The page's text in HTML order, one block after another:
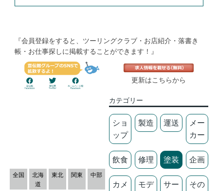
『会員登録をすると、ツーリングクラブ・お店紹介・落書き
帳・お仕事探しに掲載することができます！』
更新はこちらから
全国
北海
道
東北 関東 中部
カテゴリー
ショ
ップ
製造 運送
メー
カー
飲食 修理 塗装 企画
カメ
モデ
サー
その